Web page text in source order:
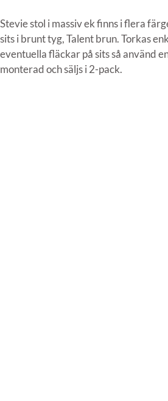
Stevie stol i massiv ek finns i flera
sits i brunt tyg, Talent brun. Torkas
eventuella fläckar på sits så använd
monterad och säljs i 2-pack.